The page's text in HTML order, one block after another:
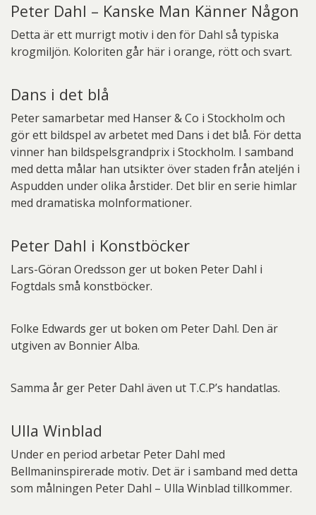
Peter Dahl – Kanske Man Känner Någon
Detta är ett murrigt motiv i den för Dahl så typiska
krogmiljön. Koloriten går här i orange, rött och svart.
Dans i det blå
Peter samarbetar med Hanser & Co i Stockholm och
gör ett bildspel av arbetet med Dans i det blå. För detta
vinner han bildspelsgrandprix i Stockholm. I samband
med detta målar han utsikter över staden från ateljén i
Aspudden under olika årstider. Det blir en serie himlar
med dramatiska molnformationer.
Peter Dahl i Konstböcker
Lars-Göran Oredsson ger ut boken Peter Dahl i
Fogtdals små konstböcker.
Folke Edwards ger ut boken om Peter Dahl. Den är
utgiven av Bonnier Alba.
Samma år ger Peter Dahl även ut T.C.P’s handatlas.
Ulla Winblad
Under en period arbetar Peter Dahl med
Bellmaninspirerade motiv. Det är i samband med detta
som målningen Peter Dahl – Ulla Winblad tillkommer.